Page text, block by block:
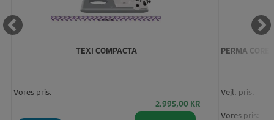
TEXI COMPACTA
Vores pris:
2.995,00 KR
PERMA
Vejl. pris:
Vores pris: